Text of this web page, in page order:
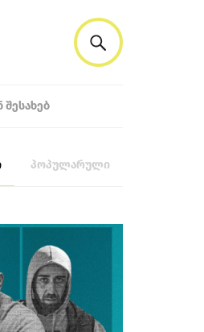
ᲨᲔᲡᲐᲮᲔᲑ
პოპულარული